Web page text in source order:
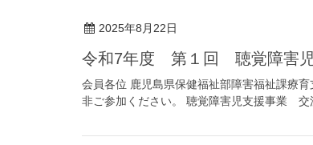
2025年8月22日
令和7年度 第１回 聴覚障害児
会員各位 鹿児島県保健福祉部障害福祉課療
非ご参加ください。 聴覚障害児支援事業